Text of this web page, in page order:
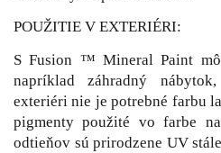
POUŽITIE V EXTERIÉRI:
S Fusion ™ Mineral Paint
napríklad záhradný
exteriéri nie je potrebné farbu
pigmenty použité vo farbe
odtieňov sú prirodzene UV